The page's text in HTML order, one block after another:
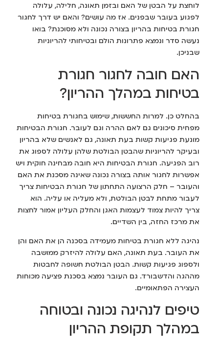
לוחצת על הבטן של האם ובזמן תאונה, חלילה, עלולה
לפגוע בעובר שבפנים. אז מה עושים? והאם יש דרך לחגור
חגורת בטיחות בהריון בצורה נכונה ולא מסוכנת? בואו
נעשה סדר ונמצא פתרונות הולם ובטיחותי להריוניות
שבניכן.
האם חובה לחגור חגורת
בטיחות במהלך ההריון?
בהחלט כן. למרות החששות, שימוש בחגורת בטיחות
מפחית סיכונים גם לאם ההרה וגם לעובר. חגורת הבטיחות
מונעת פגיעות קשות בעת תאונה, גם לאנשים שלא בהריון
ובעיקר להריוניות שהבטן הבולטת שלהן עלולה לספוג את
רוב הפגיעה. חגורת הבטיחות היא חובה מבחינה חוקית ויש
אפשרות לחגור אותה בצורה נכונה שאינה מסכנת את האם
והעובר – חלק הרצועה התחתון של חגורת הבטיחות צריך
לעבור מתחת לבטן הבולטת, ולא מעליה או עליה. הוא
צריך להיות צמוד לעצמות האגן והחלק העליון אמור לחצות
את מרכז החזה, בין השדיים.
נהיגה ללא חגורת בטיחות מעמידה בסכנה הן את האם והן
את העובר. בעת תאונה, האם עלולה להיזרק ממושבה
ולספוג פגיעות קשות. הבטן הבולטת חשופה לחבטות
מההגה והדשבורד. גם העובר נמצא בסכנת פציעה מכוחות
העצירה הפתאומיים.
טיפים לנהיגה נכונה ובטוחה
במהלך תקופת ההריון